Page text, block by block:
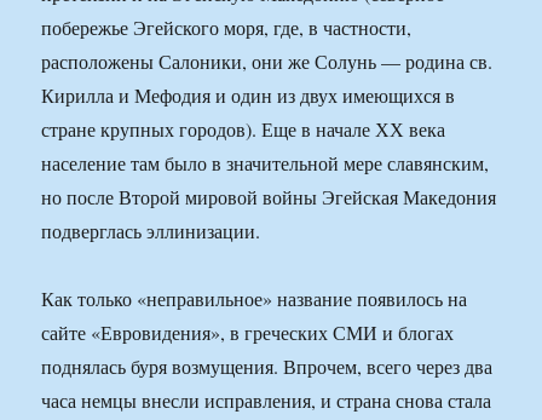
побережье Эгейского моря, где, в частности,
расположены Салоники, они же Солунь — родина св.
Кирилла и Мефодия и один из двух имеющихся в
стране крупных городов). Еще в начале ХХ века
население там было в значительной мере славянским,
но после Второй мировой войны Эгейская Македония
подверглась эллинизации.
Как только «неправильное» название появилось на
сайте «Евровидения», в греческих СМИ и блогах
поднялась буря возмущения. Впрочем, всего через два
часа немцы внесли исправления, и страна снова стала